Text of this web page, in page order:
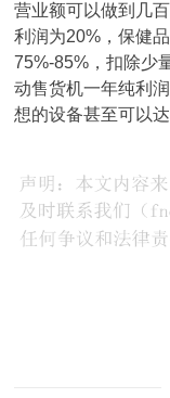
营业额可以做到几
利润为20%，保健
75%-85%，扣除少
动售货机一年纯利
想的设备甚至可以